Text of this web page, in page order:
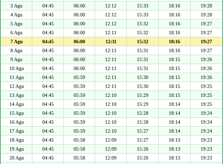
3 Agu
04:45 06:00 12:12 15:33 18:16
19:28
4 Agu
04:45 06:00 12:12 15:33 18:16
19:28
5 Agu
04:45 06:00 12:12 15:32 18:16
19:27
6 Agu
04:45 06:00 12:11 15:32 18:16
19:27
7 Agu
04:45 06:00 12:11 15:32 18:16
19:27
8 Agu
04:45 06:00 12:11 15:31 18:16
19:27
9 Agu
04:45 06:00 12:11 15:31 18:15
19:26
10 Agu
04:45 06:00 12:11 15:31 18:15
19:26
11 Agu
04:45 05:59 12:11 15:30 18:15
19:26
12 Agu
04:45 05:59 12:11 15:30 18:15
19:25
13 Agu
04:45 05:59 12:10 15:29 18:15
19:25
14 Agu
04:45 05:59 12:10 15:29 18:14
19:25
15 Agu
04:45 05:59 12:10 15:28 18:14
19:24
16 Agu
04:45 05:59 12:10 15:28 18:14
19:24
17 Agu
04:45 05:59 12:10 15:27 18:14
19:24
18 Agu
04:45 05:58 12:09 15:27 18:13
19:23
19 Agu
04:45 05:58 12:09 15:26 18:13
19:23
20 Agu
04:45 05:58 12:09 15:26 18:13
19:23